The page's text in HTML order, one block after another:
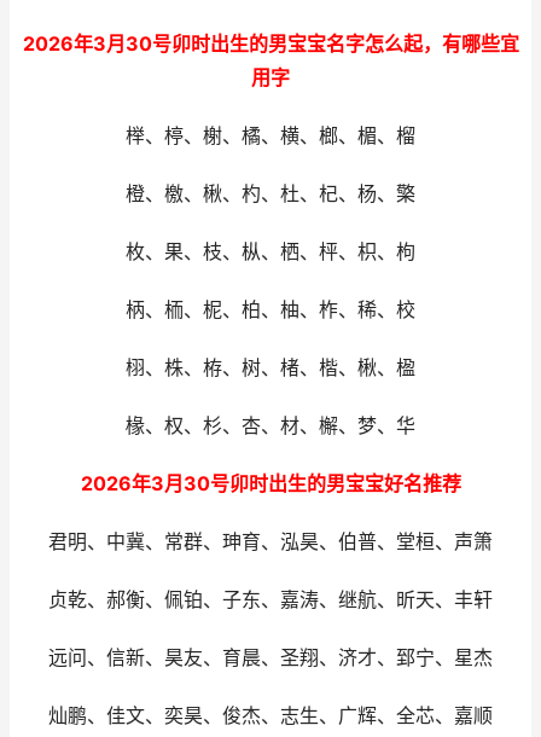
2026年3月30号卯时出生的男宝宝名字怎么起，有哪些宜
用字
榉、楟、榭、橘、横、榔、楣、榴
橙、檄、楸、杓、杜、杞、杨、檠
枚、果、枝、枞、栖、枰、枳、枸
柄、栭、柅、柏、柚、柞、稀、校
栩、株、栫、树、楮、楷、楸、楹
椽、权、杉、杏、材、檞、梦、华
2026年3月30号卯时出生的男宝宝好名推荐
君明、中冀、常群、珅育、泓昊、伯普、堂桓、声箫
贞乾、郝衡、佩铂、子东、嘉涛、继航、昕天、丰轩
远问、信新、昊友、育晨、圣翔、济才、郅宁、星杰
灿鹏、佳文、奕昊、俊杰、志生、广辉、全芯、嘉顺